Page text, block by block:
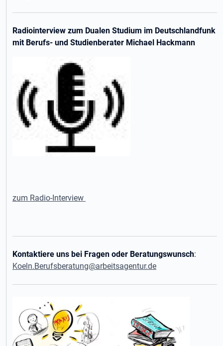
Radiointerview zum Dualen Studium im Deutschlandfunk
mit Berufs- und Studienberater Michael Hackmann
zum Radio-Interview
Kontaktiere uns bei Fragen oder Beratungswunsch:
Koeln.Berufsberatung@arbeitsagentur.de